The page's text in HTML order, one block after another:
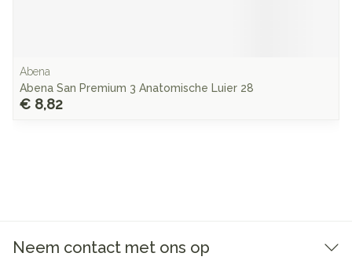
Abena
Abena San Premium 3 Anatomische Luier 28
€ 8,82
Neem contact met ons op